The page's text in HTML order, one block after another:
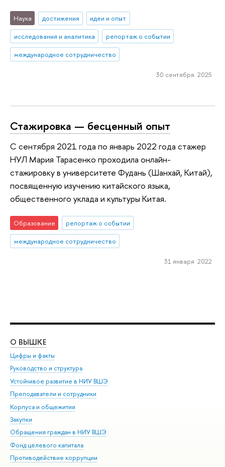
Наука достижения
идеи и опыт
исследования и аналитика
репортаж о событии
международное сотрудничество
30 сентября 2025
Стажировка — бесценный опыт
С сентября 2021 года по январь 2022 года стажер
НУЛ Мария Тарасенко проходила онлайн-
стажировку в университете Фудань (Шанхай, Китай),
посвященную изучению китайского языка,
общественного уклада и культуры Китая.
Образование
репортаж о событии
международное сотрудничество
31 января 2022
О ВЫШКЕ
Цифры и факты
Руководство и структура
Устойчивое развитие в НИУ ВШЭ
Преподаватели и сотрудники
Корпуса и общежития
Закупки
Обращения граждан в НИУ ВШЭ
Фонд целевого капитала
Противодействие коррупции